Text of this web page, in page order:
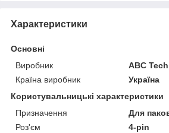
Характеристики
Основні
Виробник
ABC Tech
Країна виробник
Україна
Користувальницькі характеристики
Призначення
Для
Роз'єм
4-pin